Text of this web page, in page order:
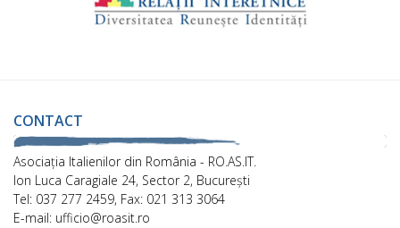
CONTACT
Asociaţia Italienilor din România - RO.AS.IT.
Ion Luca Caragiale 24, Sector 2, București
Tel: 037 277 2459, Fax: 021 313 3064
E-mail: ufficio@roasit.ro